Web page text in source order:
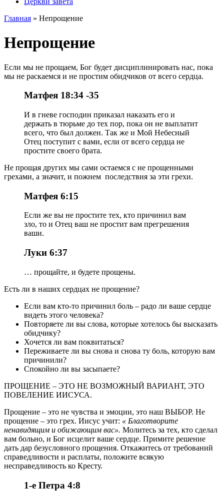
Главная » Непрощение
Непрощение
Если мы не прощаем, Бог будет дисциплинировать нас, пока
мы не раскаемся и не простим обидчиков от всего сердца.
Матфея 18:34 -35
И в гневе господин приказал наказать его и
держать в тюрьме до тех пор, пока он не выплатит
всего, что был должен. Так же и Мой Небесный
Отец поступит с вами, если от всего сердца не
простите своего брата.
Не прощая других мы сами остаемся с не прощенными
грехами, а значит, и пожнем последствия за эти грехи.
Матфея 6:15
Если же вы не простите тех, кто причинил вам
зло, то и Отец ваш не простит вам прегрешения
ваши.
Луки 6:37
… прощайте, и будете прощены.
Есть ли в наших сердцах не прощение?
Если вам кто-то причинил боль – радо ли ваше сердце
видеть этого человека?
Повторяете ли вы слова, которые хотелось бы высказать
обидчику?
Хочется ли вам поквитаться?
Переживаете ли вы снова и снова ту боль, которую вам
причинили?
Спокойно ли вы засыпаете?
ПРОЩЕНИЕ – ЭТО НЕ ВОЗМОЖНЫЙ ВАРИАНТ, ЭТО
ПОВЕЛЕНИЕ ИИСУСА.
Прощение – это не чувства и эмоции, это наш ВЫБОР. Не
прощение – это грех. Иисус учит: « Благотворите
ненавидящим и обижающим вас». Молитесь за тех, кто сделал
вам больно, и Бог исцелит ваше сердце. Примите решение
дать дар безусловного прощения. Откажитесь от требований
справедливости и расплаты, положите всякую
несправедливость ко Кресту.
1-е Петра 4:8